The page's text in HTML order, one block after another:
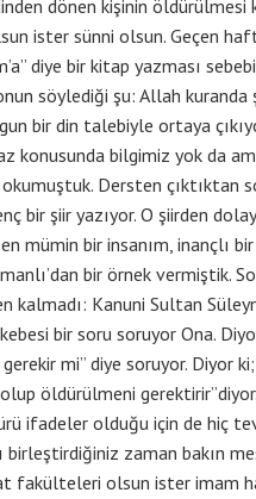
dönen kişinin öldürülmesi
ister sünni olsun. Geçen
diye bir kitap yazması
söylediği şu: Allah
bir din talebiyle ortaya
konusunda bilgimiz yok da
Dersten çıktıktan
bir şiir yazıyor. O şiirden
mümin bir insanım, inançlı
bir örnek vermiştik.
kalmadı: Kanuni Sultan
bir soru soruyor Ona.
mi” diye soruyor. Diyor
öldürülmeni
ifadeler olduğu için de hiç
birleştirdiğiniz zaman bakın
fakülteleri olsun ister imam